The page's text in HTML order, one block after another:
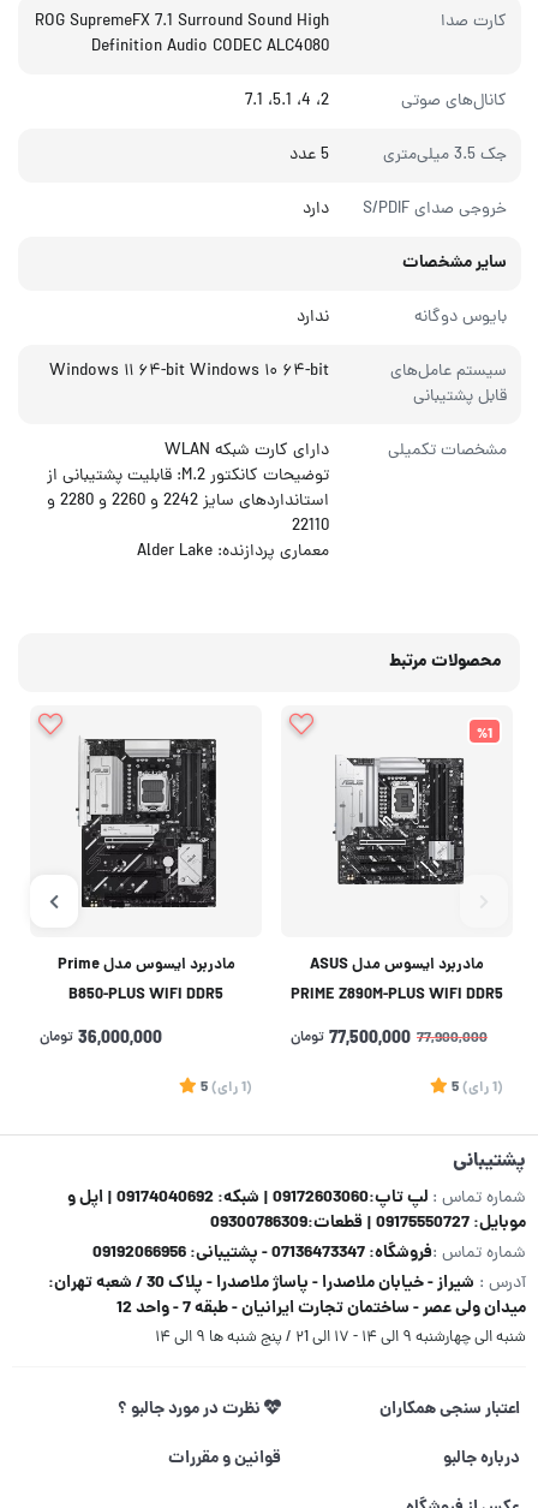
کارت صدا
ROG SupremeFX 7.1 Surround Sound High
Definition Audio CODEC ALC4080
کانال‌های صوتی 2، 4، 5.1، 7.1
جک 3.5 میلی‌متری 5 عدد
خروجی صدای S/PDIF دارد
سایر مشخصات
بایوس دوگانه ندارد
سیستم عامل‌های
قابل پشتیبانی
Windows ۱۱ ۶۴-bit Windows ۱۰ ۶۴-bit
مشخصات تکمیلی
دارای کارت شبکه WLAN
توضیحات کانکتور M.2: قابلیت پشتیبانی از
استانداردهای سایز 2242 و 2260 و 2280 و
22110
معماری پردازنده: Alder Lake
محصولات مرتبط
%1
مادربرد ایسوس مدل ASUS
PRIME Z890M-PLUS WIFI DDR5
77,900,000
77,500,000 تومان
(1 رای)
5
مادربرد ایسوس مدل Prime
B850-PLUS WIFI DDR5
36,000,000 تومان
(1 رای)
5
پشتیبانی
شماره تماس :
لپ تاپ:09172603060 | شبکه: 09174040692 | اپل و
موبایل: 09175550727 | قطعات:09300786309
شماره تماس :فروشگاه: 07136473347 - پشتیبانی: 09192066956
آدرس :
شیراز - خیابان ملاصدرا - پاساژ ملاصدرا - پلاک 30 / شعبه تهران:
میدان ولی عصر - ساختمان تجارت ایرانیان - طبقه 7 - واحد 12
شنبه الی چهارشنبه ۹ الی ۱۴ - ۱۷ الی ۲1 / پنج شنبه ها ۹ الی ۱۴
اعتبار سنجی همکاران
نظرت در مورد جالبو ؟
درباره جالبو
قوانین و مقررات